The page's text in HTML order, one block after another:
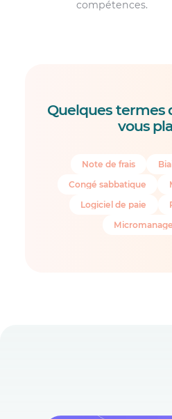
compétences.
Quelques termes
vous
Note de frais
Congé sabbatique
Logiciel de paie